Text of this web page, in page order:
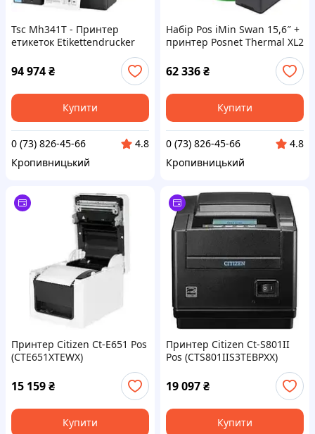
Tsc Mh341T - Принтер
етикеток Etikettendrucker
Thermotransfer 300Dpi Usb+
Rs232+ (MH341TA0010302)
94 974₴
Купити
0 (73) 826-45-66
4.8
Кропивницький
Набір Pos iMin Swan 15,6″ +
принтер Posnet Thermal XL2
62 336₴
Купити
0 (73) 826-45-66
4.8
Кропивницький
Принтер Citizen Ct-E651 Pos
(CTE651XTEWX)
15 159₴
Купити
Принтер Citizen Ct-S801II
Pos (CTS801IIS3TEBPXX)
19 097₴
Купити